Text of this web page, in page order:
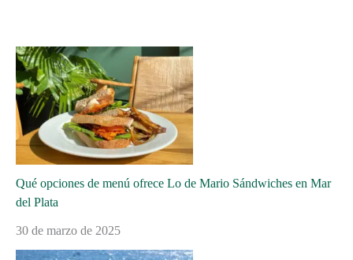
Qué opciones de menú ofrece Lo de Mario Sándwiches en Mar
del Plata
30 de marzo de 2025